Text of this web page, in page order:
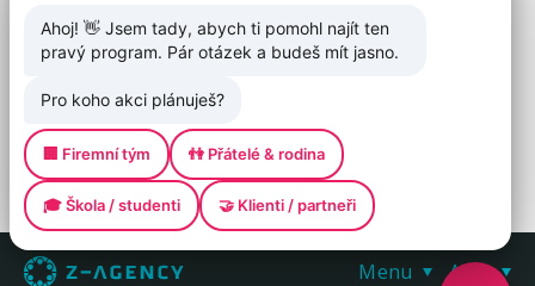
Štítky
Vše cestování aktuality
finance
lokality
příprava akcí
trendy
víno zajímavosti
Menu Akce
Ahoj! 👋 Jsem tady, abych ti pomohl najít ten
pravý program. Pár otázek a budeš mít jasno.
Pro koho akci plánuješ?
🏢 Firemní tým 👫 Přátelé & rodina
🎓 Škola / studenti 🤝 Klienti / partneři